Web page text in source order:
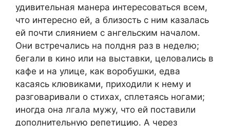
удивительная манера интересоваться всем,
что интересно ей, а близость с ним казалась
ей почти слиянием с ангельским началом.
Они встречались на полдня раз в неделю;
бегали в кино или на выставки, целовались в
кафе и на улице, как воробушки, едва
касаясь клювиками, приходили к нему и
разговаривали о стихах, сплетаясь ногами;
иногда она лгала мужу, что ей поставили
дополнительную репетицию. А через